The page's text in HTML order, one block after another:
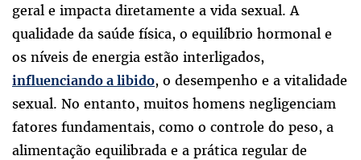
geral e impacta diretamente a vida sexual. A
qualidade da saúde física, o equilíbrio hormonal e
os níveis de energia estão interligados,
influenciando a libido, o desempenho e a vitalidade
sexual. No entanto, muitos homens negligenciam
fatores fundamentais, como o controle do peso, a
alimentação equilibrada e a prática regular de